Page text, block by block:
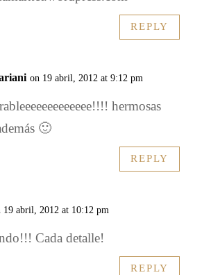
REPLY
on 19 abril, 2012 at 9:12 pm
hermosas
🙂
REPLY
19 abril, 2012 at 10:12 pm
Cada detalle!
REPLY